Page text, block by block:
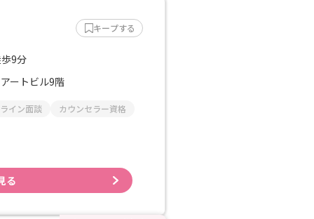
キープする
9分
ートビル9階
イン面談 カウンセラー資格
る